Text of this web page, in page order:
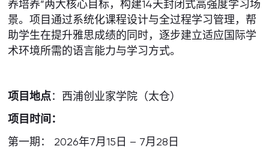
养培养”两大核心目标，构建14天封闭式高强度学习场
景。项目通过系统化课程设计与全过程学习管理，帮
助学生在提升雅思成绩的同时，逐步建立适应国际学
术环境所需的语言能力与学习方式。
项目地点：西浦创业家学院（太仓）
项目时间：
第一期： 2026年7月15日 – 7月28日